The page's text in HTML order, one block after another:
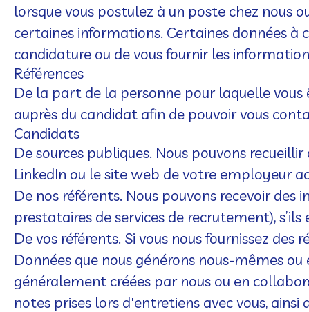
lorsque vous postulez à un poste chez nous
certaines informations. Certaines données
candidature ou de vous fournir les
Références
De la part de la personne pour laquelle vous
auprès du candidat afin de pouvoir vous
Candidats
De sources publiques. Nous pouvons
LinkedIn ou le site web de votre employeur
De nos référents. Nous pouvons recevoir
prestataires de services de recrutement),
De vos référents. Si vous nous fournissez des
Données que nous générons nous-mêmes
généralement créées par nous ou en
notes prises lors d'entretiens avec vous,